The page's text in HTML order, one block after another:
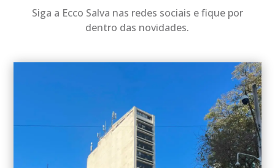
Siga a Ecco Salva nas redes sociais e fique por
dentro das novidades.